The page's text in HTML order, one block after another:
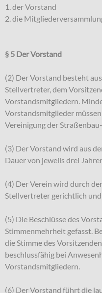
1. der Vorstand
2. die
§ 5 Der Vorstand
(2) Der Vorstand besteht
Stellvertreter, dem
Vorstandsmitgliedern.
Vorstandsmitglieder
Vereinigung der
(3) Der Vorstand wird aus
Dauer von jeweils drei
(4) Der Verein wird durch
Stellvertreter gerichtlich
(5) Die Beschlüsse des
Stimmenmehrheit gefasst.
die Stimme des
beschlussfähig bei
Vorstandsmitgliedern.
(6) Der Vorstand führt die